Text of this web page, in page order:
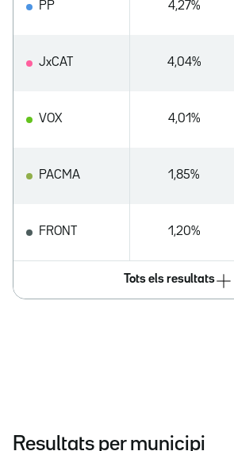
PP 4,27%
JxCAT 4,04%
VOX 4,01%
PACMA 1,85%
FRONT 1,20%
Tots els resultats
Resultats per municipi